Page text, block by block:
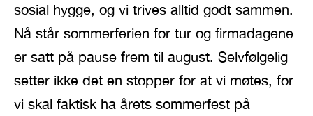
sosial hygge, og vi trives alltid godt sammen.
Nå står sommerferien for tur og firmadagene
er satt på pause frem til august. Selvfølgelig
setter ikke det en stopper for at vi møtes, for
vi skal faktisk ha årets sommerfest på